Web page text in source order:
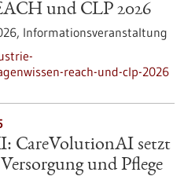
und CLP 2026
Informationsveranstaltung
reach-und-clp-2026
CareVolutionAI setzt
und Pflege